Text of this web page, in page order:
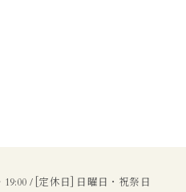
19:00 / [定休日] 日曜日・祝祭日